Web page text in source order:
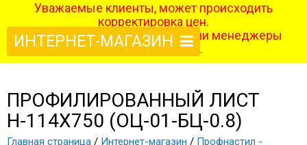
Уважаемые клиенты, может происходить
корректировка цен.
После оформления заказа наши менеджеры
свяжутся с вами.
ИНТЕРНЕТ-МАГАЗИН
ПРОФИЛИРОВАННЫЙ ЛИСТ
Н-114Х750 (ОЦ-01-БЦ-0.8)
Главная страница / Интернет-магазин / Профнастил -